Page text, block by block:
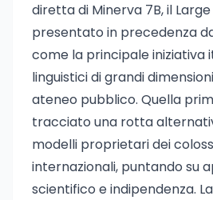
diretta di Minerva 7B, il
presentato in precedenza
come la principale iniziativa
linguistici di grandi
ateneo pubblico. Quella
tracciato una rotta
modelli proprietari dei
internazionali, puntando su
scientifico e indipendenza.